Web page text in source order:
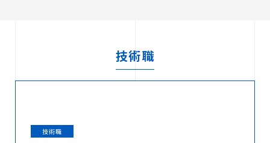
お問い合わせ
技術職
技術職